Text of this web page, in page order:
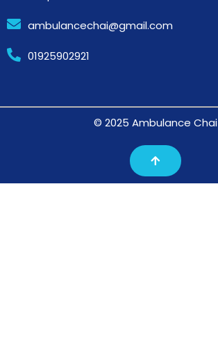
ambulancechai@gmail.com
01925902921
© 2025 Ambulance Chai